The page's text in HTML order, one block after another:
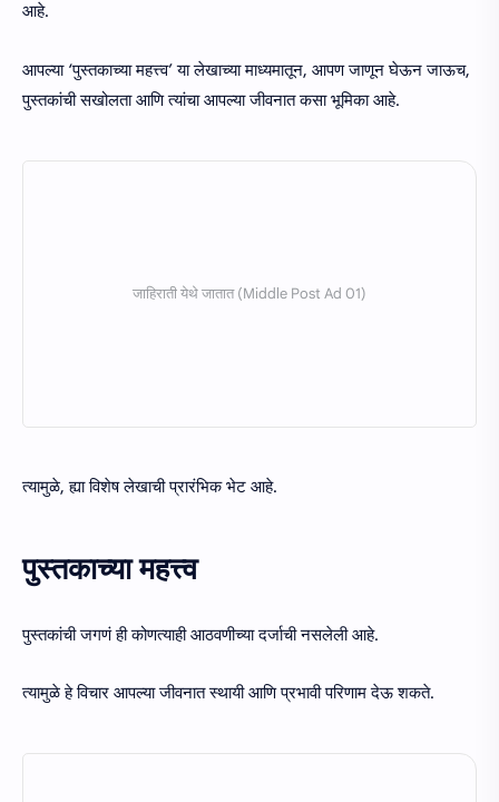
आहे.
आपल्या ‘पुस्तकाच्या महत्त्व’ या लेखाच्या माध्यमातून, आपण जाणून घेऊन जाऊच,
पुस्तकांची सखोलता आणि त्यांचा आपल्या जीवनात कसा भूमिका आहे.
त्यामुळे, ह्या विशेष लेखाची प्रारंभिक भेट आहे.
पुस्तकाच्या महत्त्व
पुस्तकांची जगणं ही कोणत्याही आठवणीच्या दर्जाची नसलेली आहे.
त्यामुळे हे विचार आपल्या जीवनात स्थायी आणि प्रभावी परिणाम देऊ शकते.